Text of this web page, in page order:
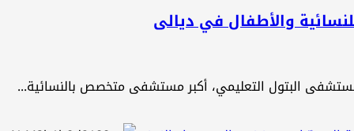
والأطفال في ديالى
البتول التعليمي، أكبر مستشفى متخصص بالنسائية...